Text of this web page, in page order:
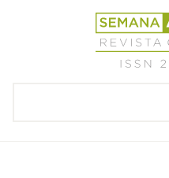
Revista
Científica
Semana